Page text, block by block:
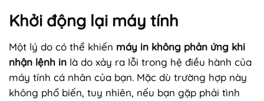
Khởi động lại máy tính
Một lý do có thể khiến máy in không phản ứng khi
nhận lệnh in là do xảy ra lỗi trong hệ điều hành của
máy tính cá nhân của bạn. Mặc dù trường hợp này
không phổ biến, tuy nhiên, nếu bạn gặp phải tình